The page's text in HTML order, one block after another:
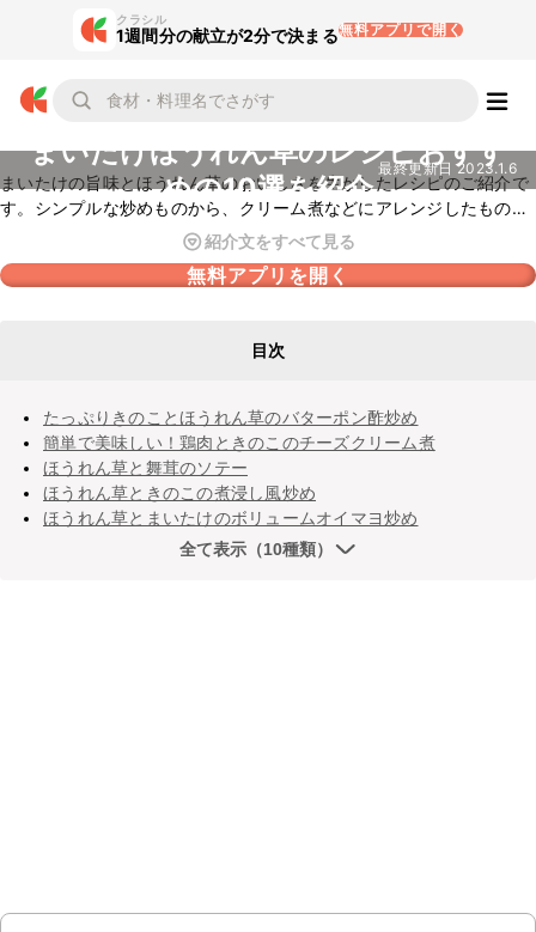
クラシル
1週間分の献立が2分で決まる無料アプリで開く
まいたけほうれん草のレシピおすす
めの10選を紹介
最終更新日2023.1.6
まいたけの旨味とほうれん草のおいしさを生かしたレシピのご紹介で
す。シンプルな炒めものから、クリーム煮などにアレンジしたものな
ど、いろいろなレシピをピックアップしました。ぜひ参考にしてみて
紹介文をすべて見る
無料アプリを開く
目次
たっぷりきのことほうれん草のバターポン酢炒め
簡単で美味しい！鶏肉ときのこのチーズクリーム煮
ほうれん草と舞茸のソテー
ほうれん草ときのこの煮浸し風炒め
ほうれん草とまいたけのボリュームオイマヨ炒め
全て表示（10種類）